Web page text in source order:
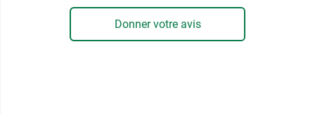
Donner votre avis